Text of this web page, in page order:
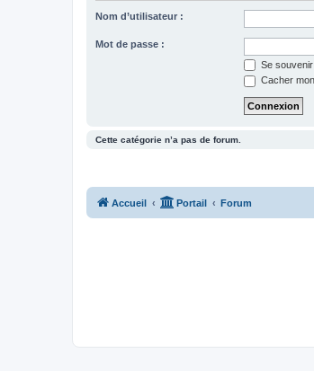
Nom d’utilisateur :
Mot de passe :
Se
Cacher
Cette catégorie n’a pas de forum.
Accueil Portail Forum